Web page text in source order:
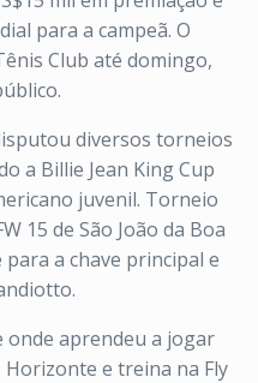
para a campeã. O
Club até domingo,
diversos torneios
a Billie Jean King Cup
juvenil. Torneio
15 de São João da Boa
a chave principal e
onde aprendeu a jogar
e treina na Fly